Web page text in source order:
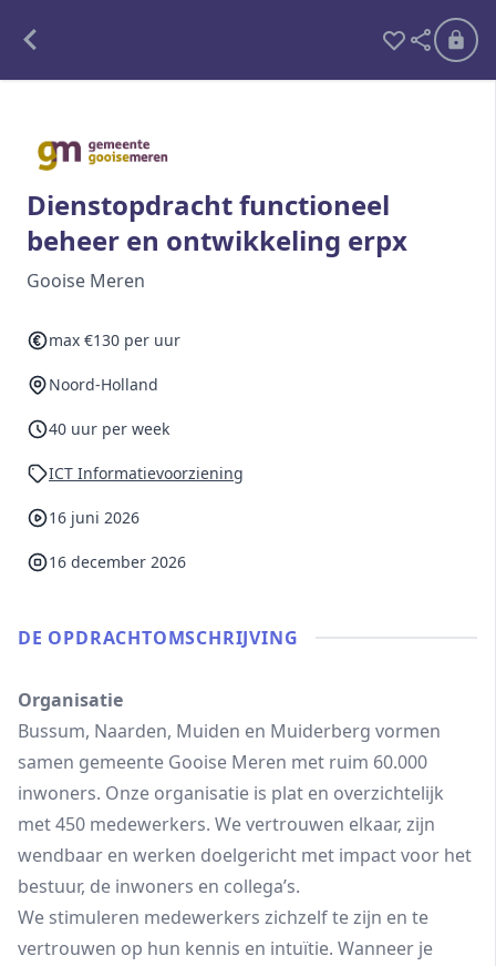
Detachering
Interim opdrachten statistiek
Dienstopdracht functioneel
beheer en ontwikkeling erpx
Gooise Meren
max €130 per uur
Noord-Holland
40 uur per week
ICT Informatievoorziening
16 juni 2026
16 december 2026
DE OPDRACHT­OMSCHRIJVING
Organisatie
Bussum, Naarden, Muiden en Muiderberg vormen
samen gemeente Gooise Meren met ruim 60.000
inwoners. Onze organisatie is plat en overzichtelijk
met 450 medewerkers. We vertrouwen elkaar, zijn
wendbaar en werken doelgericht met impact voor het
bestuur, de inwoners en collega’s.
We stimuleren medewerkers zichzelf te zijn en te
vertrouwen op hun kennis en intuïtie. Wanneer je